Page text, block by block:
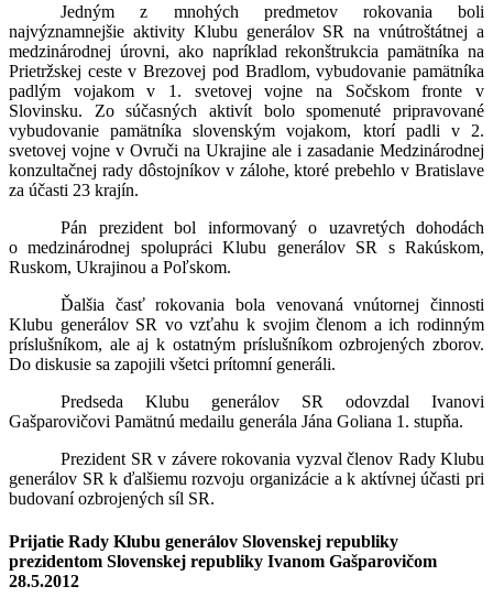
Jedným z mnohých predmetov rokovania boli
najvýznamnejšie aktivity Klubu generálov SR na vnútroštátnej a
medzinárodnej úrovni, ako napríklad rekonštrukcia pamätníka na
Prietržskej ceste v Brezovej pod Bradlom, vybudovanie pamätníka
padlým vojakom v 1. svetovej vojne na Sočskom fronte v
Slovinsku. Zo súčasných aktivít bolo spomenuté pripravované
vybudovanie pamätníka slovenským vojakom, ktorí padli v 2.
svetovej vojne v Ovruči na Ukrajine ale i zasadanie Medzinárodnej
konzultačnej rady dôstojníkov v zálohe, ktoré prebehlo v Bratislave
za účasti 23 krajín.
Pán prezident bol informovaný o uzavretých dohodách
o medzinárodnej spolupráci Klubu generálov SR s Rakúskom,
Ruskom, Ukrajinou a Poľskom.
Ďalšia časť rokovania bola venovaná vnútornej činnosti
Klubu generálov SR vo vzťahu k svojim členom a ich rodinným
príslušníkom, ale aj k ostatným príslušníkom ozbrojených zborov.
Do diskusie sa zapojili všetci prítomní generáli.
Predseda Klubu generálov SR odovzdal Ivanovi
Gašparovičovi Pamätnú medailu generála Jána Goliana 1. stupňa.
Prezident SR v závere rokovania vyzval členov Rady Klubu
generálov SR k ďalšiemu rozvoju organizácie a k aktívnej účasti pri
budovaní ozbrojených síl SR.
Prijatie Rady Klubu generálov Slovenskej republiky
prezidentom Slovenskej republiky Ivanom Gašparovičom
28.5.2012